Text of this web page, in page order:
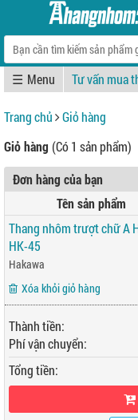
☰ Tư vấn mua
Trang chủ
Giỏ hàng
Giỏ hàng (Có 1 sản phẩm)
Đơn hàng của bạn
Tên sản phẩm
Thang nhôm trượt chữ A
HK-45
Hakawa
Xóa khỏi giỏ hàng
Thành tiền:
Phí vận chuyển:
Tổng tiền: